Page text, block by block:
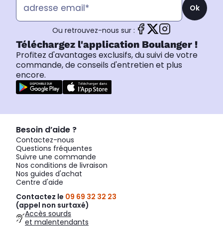
Ok
Ou retrouvez-nous sur :
Téléchargez l'application Boulanger !
Profitez d'avantages exclusifs, du suivi de votre
commande, de conseils d'entretien et plus
encore.
Besoin d’aide ?
Contactez-nous
Questions fréquentes
Suivre une commande
Nos conditions de livraison
Nos guides d'achat
Centre d'aide
Contactez le 09 69 32 32 23
(appel non surtaxé)
Accès sourds
et malentendants